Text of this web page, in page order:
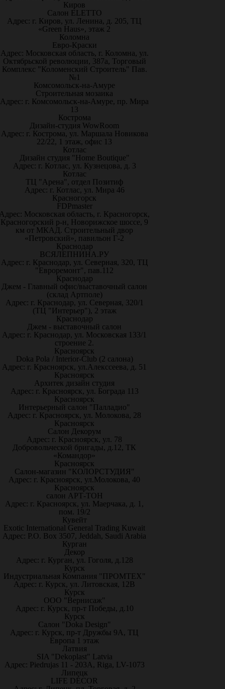
Киров
Салон ELETTO
Адрес: г. Киров, ул. Ленина, д. 205, ТЦ
«Green Haus», этаж 2
Коломна
Евро-Краски
Адрес: Московская область, г. Коломна, ул.
Октябрьской революции, 387а, Торговый
Комплекс "Коломенский Строитель" Пав.
№1
Комсомольск-на-Амуре
Строительная мозаика
Адрес: г. Комсомольск-на-Амуре, пр. Мира
13
Кострома
Дизайн-студия WowRoom
Адрес: г. Кострома, ул. Маршала Новикова
22/22, 1 этаж, офис 13
Котлас
Дизайн студия "Home Boutique"
Адрес: г. Котлас, ул. Кузнецова, д. 3
Котлас
ТЦ "Арена", отдел Позитиф
Адрес: г. Котлас, ул. Мира 46
Красногорск
FDPmaster
Московская область, г. Красногорск,
Красногорский р-н, Новорижское шоссе, 9
км от МКАД. Строительный двор
«Петровский», павильон Г-2
Краснодар
ВСЯЛЕПНИНА.РУ
Адрес: г. Краснодар, ул. Северная, 320, ТЦ
"Евроремонт", пав.112
Краснодар
Джем - Главный офис/выставочный салон
(склад Артполе)
Адрес: г. Краснодар, ул. Северная, 320/1
(ТЦ "Интерьер"), 2 этаж
Краснодар
Джем - выставочный салон
Адрес: г. Краснодар, ул. Московская 133/1
строение 2.
Красноярск
Doka Pola / Interior-Club (2 салона)
Адрес: г. Красноярск, ул.Алекссеева, д. 51
Красноярск
Архитек дизайн студия
Адрес: г. Красноярск, ул. Бограда 113
Красноярск
Интерьерный салон "Палладио"
Адрес: г. Красноярск, ул. Молокова, 28
Красноярск
Салон Декорум
Адрес: г. Красноярск, ул. 78
Добровольческой бригады, д.12, ТК
«Командор»
Красноярск
Салон-магазин "КОЛОРСТУДИЯ"
Адрес: г. Красноярск, ул.Молокова, 40
Красноярск
салон АРТ-ТОН
Адрес: г. Красноярск, ул. Маерчака, д. 1,
пом. 19/2
Кувейт
Exotic International General Trading Kuwait
Адрес: P.O. Box 3507, Jeddah, Saudi Arabia
Курган
Декор
Адрес: г. Курган, ул. Гоголя, д.128
Курск
Индустриальная Компания "ПРОМТЕХ"
Адрес: г. Курск, ул. Литовская, 12В
Курск
ООО "Вернисаж"
Адрес: г. Курск, пр-т Победы, д.10
Курск
Салон "Doka Design"
Адрес: г. Курск, пр-т Дружбы 9А, ТЦ
Европа 1 этаж
Латвия
SIA "Dekoplast" Latvia
Адрес: Piedrujas 11 - 203A, Riga, LV-1073
Липецк
LIFE DÉCOR